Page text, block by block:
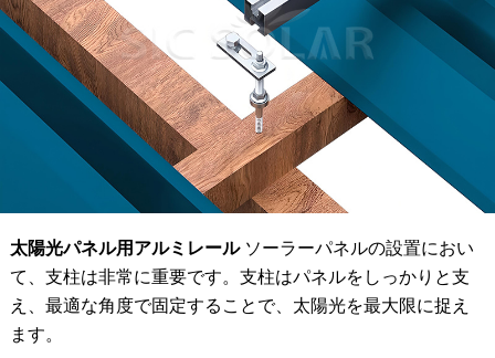
太陽光パネル用アルミレール ソーラーパネルの設置におい
て、支柱は非常に重要です。支柱はパネルをしっかりと支
え、最適な角度で固定することで、太陽光を最大限に捉え
ます。